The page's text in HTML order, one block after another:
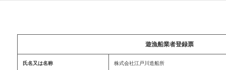
遊漁船業者登録票
氏名又は名称 株式会社江戸川造船所